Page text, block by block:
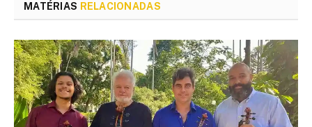
MATÉRIAS RELACIONADAS